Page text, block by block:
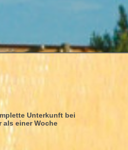
Unterkunft bei
als einer Woche